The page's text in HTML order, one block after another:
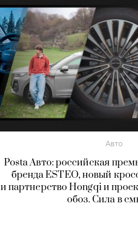
Авто
Posta Авто: российская
бренда ESTEO, новый
и партнерство Hongqi и
обоз. Сила в